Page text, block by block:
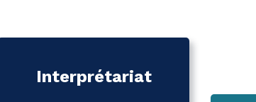
Interprétariat